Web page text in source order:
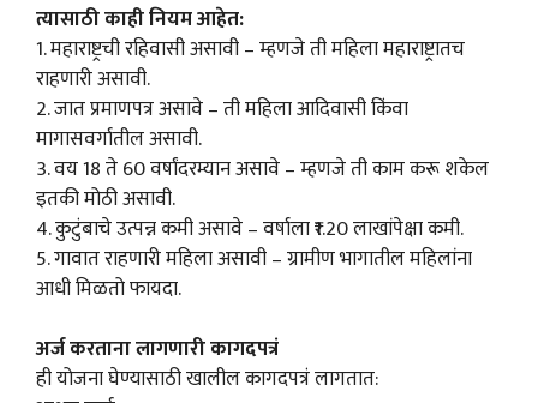
त्यासाठी काही नियम आहेत:
1. महाराष्ट्रची रहिवासी असावी – म्हणजे ती महिला महाराष्ट्रातच
राहणारी असावी.
2. जात प्रमाणपत्र असावे – ती महिला आदिवासी किंवा
मागासवर्गातील असावी.
3. वय 18 ते 60 वर्षांदरम्यान असावे – म्हणजे ती काम करू शकेल
इतकी मोठी असावी.
4. कुटुंबाचे उत्पन्न कमी असावे – वर्षाला ₹1.20 लाखांपेक्षा कमी.
5. गावात राहणारी महिला असावी – ग्रामीण भागातील महिलांना
आधी मिळतो फायदा.
अर्ज करताना लागणारी कागदपत्रं
ही योजना घेण्यासाठी खालील कागदपत्रं लागतात: